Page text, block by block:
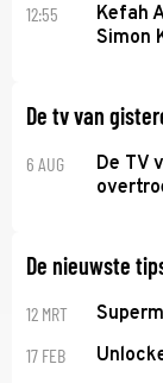
12:55
Kefah
Simon
De tv van
6 AUG
De TV
De nieuwste
12 MRT
17 FEB